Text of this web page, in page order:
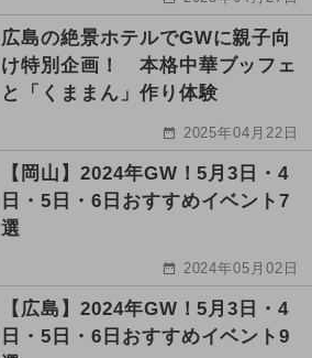
広島の絶景ホテルでGWに親子向
け特別企画！ 本格中華ブッフェ
と「くままん」作り体験
2025年04月22日
【岡山】2024年GW！5月3日・4
日・5日・6日おすすめイベント7
選
2024年05月02日
【広島】2024年GW！5月3日・4
日・5日・6日おすすめイベント9